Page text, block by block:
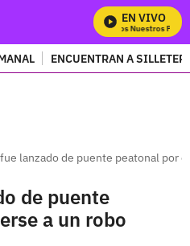
EN VIVO
Mira Todos Nuestros
ENCUENTRAN A
lanzado de puente peatonal por
de puente
a un robo